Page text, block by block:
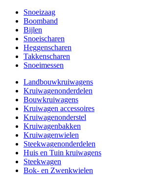
Snoeizaag
Boomband
Bijlen
Snoeischaren
Heggenscharen
Takkenscharen
Snoeimessen
Landbouwkruiwagens
Kruiwagenonderdelen
Bouwkruiwagens
Kruiwagen accessoires
Kruiwagenonderstel
Kruiwagenbakken
Kruiwagenwielen
Steekwagenonderdelen
Huis en Tuin kruiwagens
Steekwagen
Bok- en Zwenkwielen